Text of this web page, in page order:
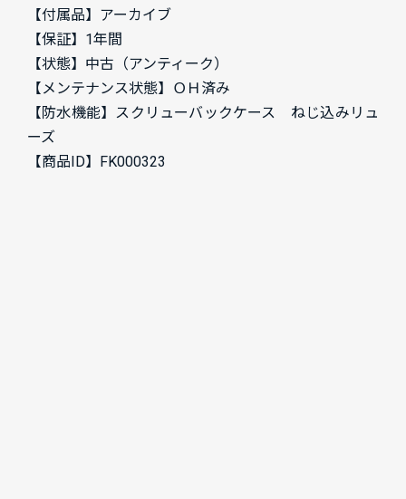
【付属品】アーカイブ
【保証】1年間
【状態】中古（アンティーク）
【メンテナンス状態】ＯＨ済み
【防水機能】スクリューバックケース ねじ込みリュ
ーズ
【商品ID】FK000323